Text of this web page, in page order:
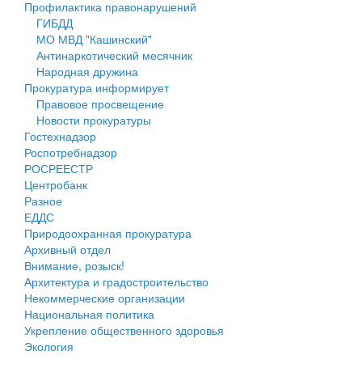
Нормативы градостроительного проектирования
Правила землепользования и застройки
Генеральные планы
Проекты планировки территории
Собрание депутатов
Городское поселение
Сельские поселения
Профилактика правонарушений
ГИБДД
МО МВД "Кашинский"
Антинаркотический месячник
Народная дружина
Прокуратура информирует
Правовое просвещение
Новости прокуратуры
Гостехнадзор
Роспотребнадзор
РОСРЕЕСТР
Центробанк
Разное
ЕДДС
Природоохранная прокуратура
Архивный отдел
Внимание, розыск!
Архитектура и градостроительство
Некоммерческие организации
Национальная политика
Укрепление общественного здоровья
Экология